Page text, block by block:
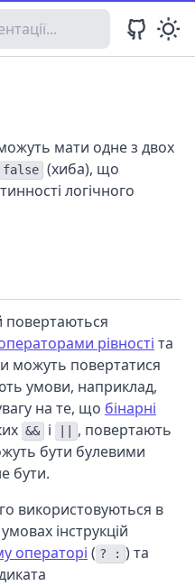
мати одне з двох
false (хиба), що
логічного
повертаються
рівності та
можуть повертатися
умови, наприклад,
на те, що бінарні
&& і
, повертають
бути булевими
бути.
використовуються в
інструкцій
операторі ( ? : ) та